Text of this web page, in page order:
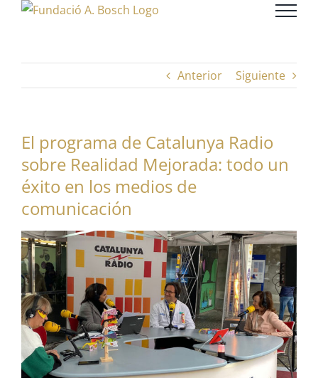
Saltar
Anterior
Siguiente
El programa de Catalunya Radio
sobre Realidad Mejorada: todo un
éxito en los medios de
comunicación
Ver
imagen
más
grande